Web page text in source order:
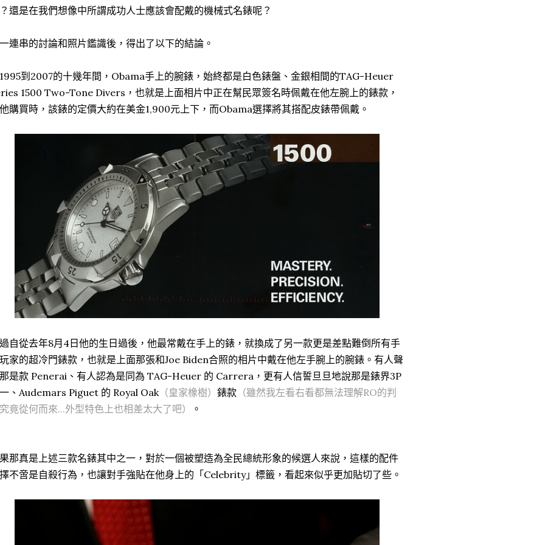
還是在我們想像中所謂成功人士應該會配戴的機械式名錶呢？
連串的討論和照片鑑識後，得出了以下的結論。
到2007的十幾年間，Obama手上的腕錶，始終都是白色錶盤、金銀相間的TAG-Heuer
1500 Two-Tone Divers，也就是上面相片中正在幫民眾簽名時佩戴在他左腕上的錶款，
購買時，該錶的定價大約在美金1,900元上下，而Obama選擇將其搭配皮錶帶佩戴。
自從去年8月4日他的生日過後，他最常戴在手上的錶，就換成了另一款更是差點難倒所有手
家的超冷門錶款，也就是上面那張和Joe Biden合照的相片中戴在他左手腕上的腕錶。有人聲
是款 Penerai、有人認為是同為 TAG-Heuer 的 Carrera，更有人信誓旦旦地說那是錶界3P
、Audemars Piguet 的 Royal Oak （皇家橡樹） 錶款 （雖然我左看右看都無法理解RO的判
竟從何而來...外型特色上也相差太大了吧）
。
那真是上述三款名錶其中之一，對於一個被塑造為全民總統形象的候選人來說，這樣的配件
不啻是自殺行為，也讓對手強貼在他身上的「Celebrity」標籤，看起來似乎更加貼切了些。